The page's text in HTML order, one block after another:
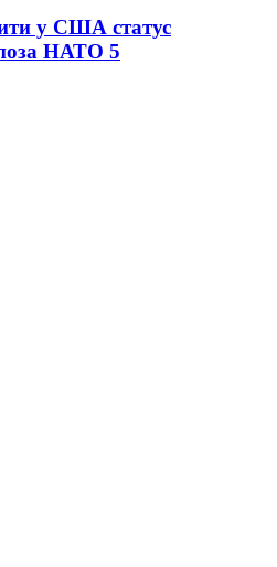
у США статус
НАТО 5